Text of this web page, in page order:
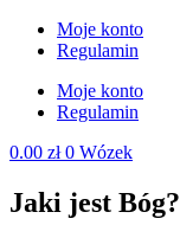
Moje konto
Regulamin
Moje konto
Regulamin
0.00 zł 0 Wózek
Jaki jest Bóg?